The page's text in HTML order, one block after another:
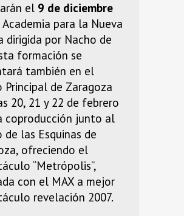
el 9 de diciembre
para la Nueva
dirigida por Nacho de
formación se
también en el
Principal de Zaragoza
20, 21 y 22 de febrero
coproducción junto al
de las Esquinas de
ofreciendo el
“Metrópolis”,
con el MAX a mejor
revelación 2007.